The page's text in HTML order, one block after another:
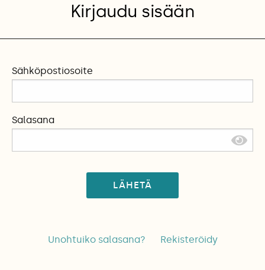
Kirjaudu sisään
Sähköpostiosoite
Salasana
LÄHETÄ
Unohtuiko salasana? Rekisteröidy